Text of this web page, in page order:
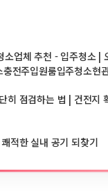
소업체 추천 - 입주청소 |
전주입원룸입주청소현
히 점검하는 법 | 건전지
적한 실내 공기 되찾기